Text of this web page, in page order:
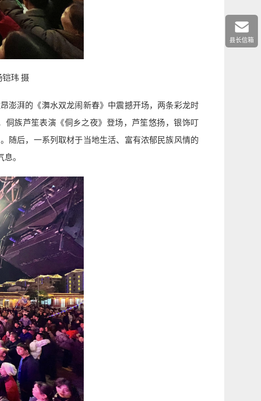
铠玮 摄
澎湃的《㵲水双龙闹新春》中震撼开场，两条彩龙时
族芦笙表演《侗乡之夜》登场，芦笙悠扬，银饰叮
随后，一系列取材于当地生活、富有浓郁民族风情的
。
县长信箱